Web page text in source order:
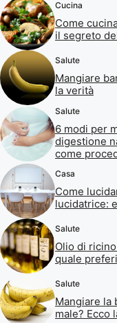
Cucina
Come
il segreto
Salute
Mangiare
la verità
Salute
6 modi per
digestione
come
Casa
Come
lucidatrice:
Salute
Olio di
quale
Salute
Mangiare la
male? Ecco